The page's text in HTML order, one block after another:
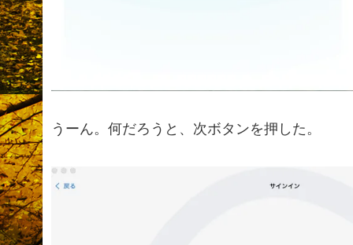
うーん。何だろうと、次ボタンを押した。